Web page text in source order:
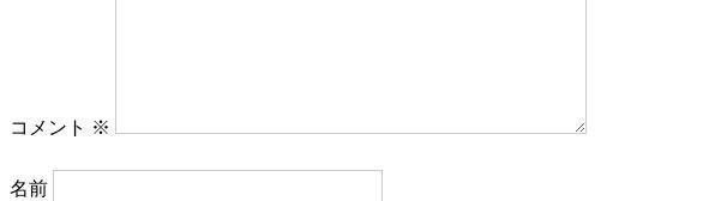
コメント ※
名前